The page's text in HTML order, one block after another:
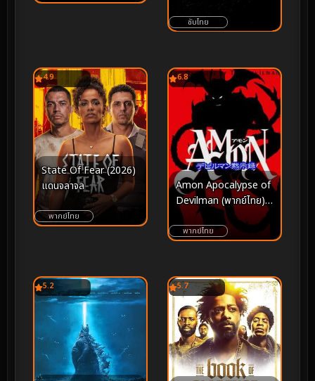
ซับไทย
4.9
State Of Fear (2026)
แดนจลาจล
พากย์ไทย
6.8
Amon Apocalypse of
Devilman (พากย์ไทย)
(2000)
พากย์ไทย
5.2 5.7